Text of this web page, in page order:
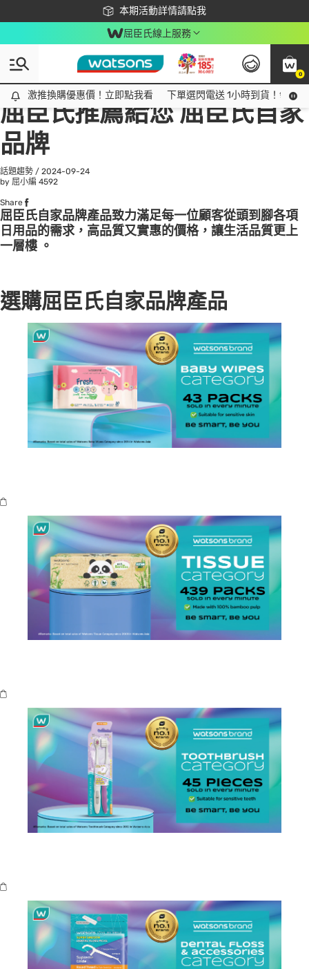
本期活動詳情請點我
下載app最高回饋$350
屈臣氏線上服務
0
激推換購優惠價！立即點我看
激推換購優惠價！立即點我看 下單選閃電送 1小時到貨！領神
All
話題趨勢
屈臣氏推薦給您 屈臣氏自家
品牌
話題趨勢 / 2024-09-24
by 屈小編 4592
Share
屈臣氏自家品牌產品致力滿足每一位顧客從頭到腳各項
日用品的需求，高品質又實惠的價格，讓生活品質更上
一層樓 。
選購屈臣氏自家品牌產品